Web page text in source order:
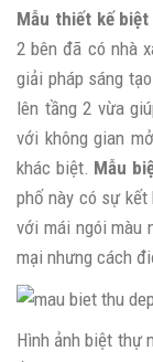
Mẫu thiết kế
2 bên đã có nhà
giải pháp sáng
lên tầng 2 vừa
với không gian
khác biệt. Mẫu
phố này có sự kết
với mái ngói màu
mại nhưng cách
Hình ảnh biệt thự